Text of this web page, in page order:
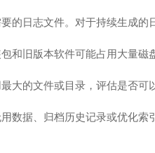
的日志文件。对于持续生成的
和旧版本软件可能占用大量
大的文件或目录，评估是否可
数据、归档历史记录或优化索